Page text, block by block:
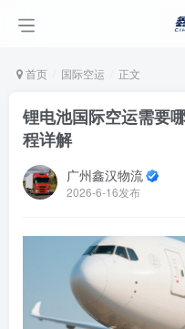
首页 国际空运 正文
锂电池国际空运需要
程详解
广州鑫汉物流
2026-6-16发布